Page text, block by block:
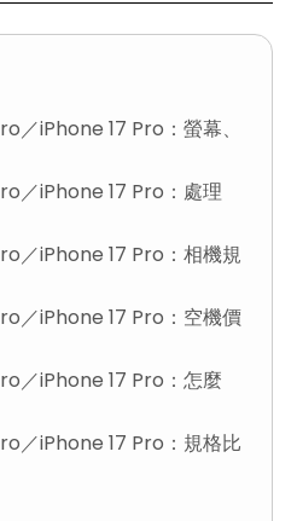
／iPhone 17 Pro：螢幕、
／iPhone 17 Pro：處理
／iPhone 17 Pro：相機規
／iPhone 17 Pro：空機價
／iPhone 17 Pro：怎麼
／iPhone 17 Pro：規格比